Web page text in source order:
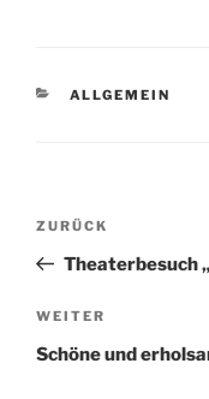
KATEGORIEN
ALLGEMEIN
Vorheriger
Beitrag
ZURÜCK
Theaterbesuch
Nächster
Beitrag
WEITER
Schöne und